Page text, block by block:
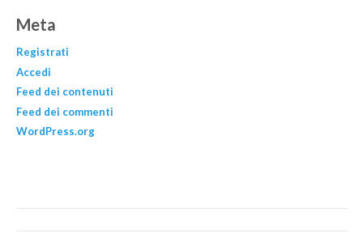
Meta
Registrati
Accedi
Feed dei contenuti
Feed dei commenti
WordPress.org